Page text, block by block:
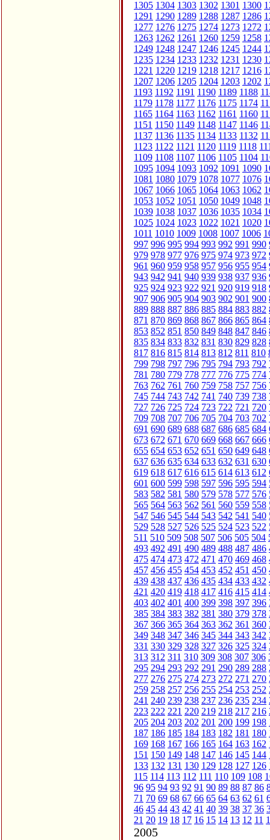
1305 1304 1303 1302 1301 1300
1291 1290 1289 1288 1287 1286
1277 1276 1275 1274 1273 1272
1263 1262 1261 1260 1259 1258
1249 1248 1247 1246 1245 1244
1235 1234 1233 1232 1231 1230
1221 1220 1219 1218 1217 1216
1207 1206 1205 1204 1203 1202
1193 1192 1191 1190 1189 1188
1179 1178 1177 1176 1175 1174
1165 1164 1163 1162 1161 1160
1151 1150 1149 1148 1147 1146
1137 1136 1135 1134 1133 1132
1123 1122 1121 1120 1119 1118
1109 1108 1107 1106 1105 1104
1095 1094 1093 1092 1091 1090
1081 1080 1079 1078 1077 1076
1067 1066 1065 1064 1063 1062
1053 1052 1051 1050 1049 1048
1039 1038 1037 1036 1035 1034
1025 1024 1023 1022 1021 1020
1011 1010 1009 1008 1007 1006
997 996 995 994 993 992 991 990
979 978 977 976 975 974 973 972
961 960 959 958 957 956 955 954
943 942 941 940 939 938 937 936
925 924 923 922 921 920 919 918
907 906 905 904 903 902 901 900
889 888 887 886 885 884 883 882
871 870 869 868 867 866 865 864
853 852 851 850 849 848 847 846
835 834 833 832 831 830 829 828
817 816 815 814 813 812 811 810
799 798 797 796 795 794 793 792
781 780 779 778 777 776 775 774
763 762 761 760 759 758 757 756
745 744 743 742 741 740 739 738
727 726 725 724 723 722 721 720
709 708 707 706 705 704 703 702
691 690 689 688 687 686 685 684
673 672 671 670 669 668 667 666
655 654 653 652 651 650 649 648
637 636 635 634 633 632 631 630
619 618 617 616 615 614 613 612
601 600 599 598 597 596 595 594
583 582 581 580 579 578 577 576
565 564 563 562 561 560 559 558
547 546 545 544 543 542 541 540
529 528 527 526 525 524 523 522
511 510 509 508 507 506 505 504
493 492 491 490 489 488 487 486
475 474 473 472 471 470 469 468
457 456 455 454 453 452 451 450
439 438 437 436 435 434 433 432
421 420 419 418 417 416 415 414
403 402 401 400 399 398 397 396
385 384 383 382 381 380 379 378
367 366 365 364 363 362 361 360
349 348 347 346 345 344 343 342
331 330 329 328 327 326 325 324
313 312 311 310 309 308 307 306
295 294 293 292 291 290 289 288
277 276 275 274 273 272 271 270
259 258 257 256 255 254 253 252
241 240 239 238 237 236 235 234
223 222 221 220 219 218 217 216
205 204 203 202 201 200 199 198
187 186 185 184 183 182 181 180
169 168 167 166 165 164 163 162
151 150 149 148 147 146 145 144
133 132 131 130 129 128 127 126
115 114 113 112 111 110 109 108
96 95 94 93 92 91 90 89 88 87 86
71 70 69 68 67 66 65 64 63 62 61
46 45 44 43 42 41 40 39 38 37 36
21 20 19 18 17 16 15 14 13 12 11
2005